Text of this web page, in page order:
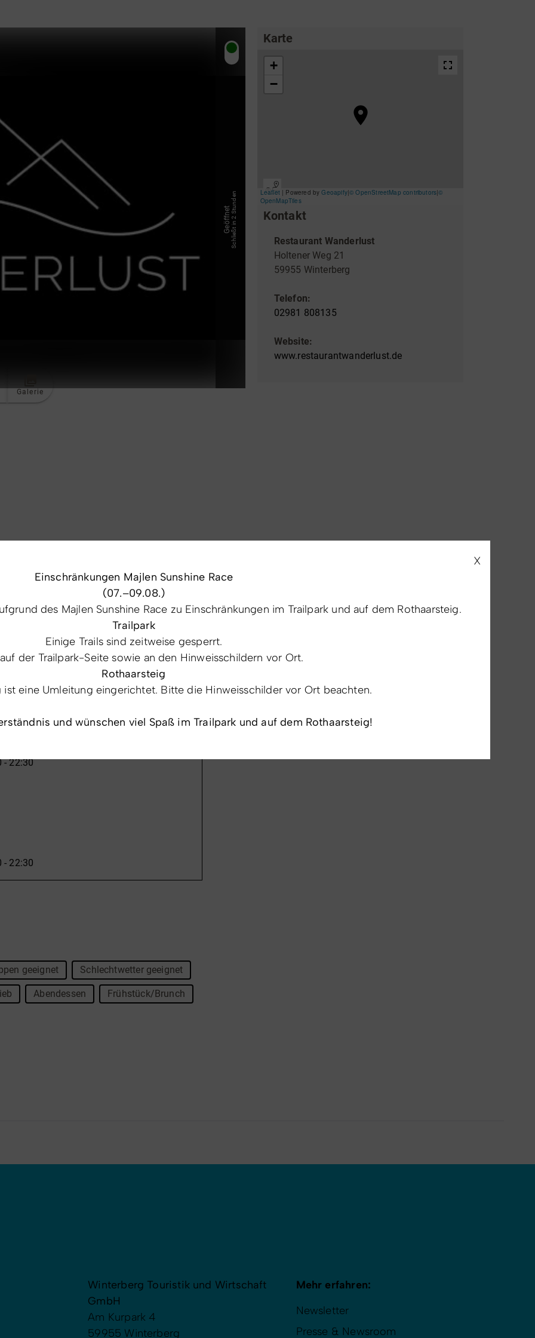
& Nachhaltigkeit
Erlebnisgutschein
Baumpflanzaktion Unterkünfte & Angebote
X
Einschränkungen Majlen Sunshine Race
(07.–09.08.)
des Majlen Sunshine Race zu Einschränkungen im Trailpark und auf dem Rothaarsteig.
Trailpark
Einige Trails sind zeitweise gesperrt.
der Trailpark-Seite sowie an den Hinweisschildern vor Ort.
Rothaarsteig
ist eine Umleitung eingerichtet. Bitte die Hinweisschilder vor Ort beachten.
und wünschen viel Spaß im Trailpark und auf dem Rothaarsteig!
GeöffnetSchließt in 2 Stunden
Galerie
– viele davon direkt aus der Region.
Gängen für 35 €
du dich zurücklehnen, genießen und dich
du uns auch duzen. So fühlt sich der
- 22:30
- 22:30
geeignet Schlechtwetter geeignet
Abendessen Frühstück/Brunch
Karte
Kontakt
Restaurant Wanderlust
Holtener Weg 21
59955 Winterberg
Telefon:
02981 808135
Website:
www.restaurantwanderlust.de
Winterberg Touristik und Wirtschaft
GmbH
Am Kurpark 4
59955 Winterberg
Mehr erfahren:
Newsletter
Presse & Newsroom